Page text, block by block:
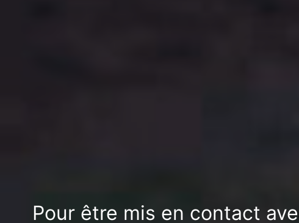
Pour être mis en contact